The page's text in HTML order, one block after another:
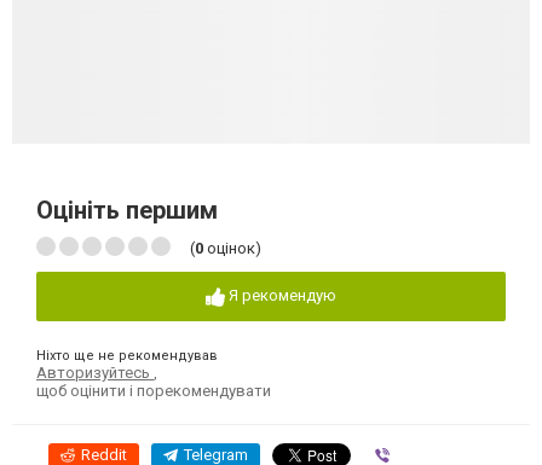
Оцініть першим
(0 оцінок)
Я рекомендую
Ніхто ще не рекомендував
Авторизуйтесь
щоб оцінити і порекомендувати
Reddit Telegram